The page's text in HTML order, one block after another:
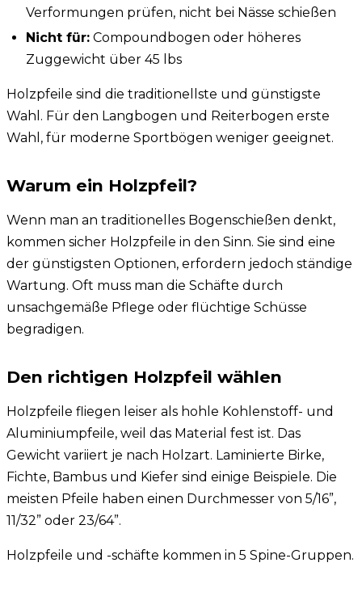
Verformungen prüfen, nicht bei Nässe schießen
Nicht für: Compoundbogen oder höheres
Zuggewicht über 45 lbs
Holzpfeile sind die traditionellste und günstigste
Wahl. Für den Langbogen und Reiterbogen erste
Wahl, für moderne Sportbögen weniger geeignet.
Warum ein Holzpfeil?
Wenn man an traditionelles Bogenschießen denkt,
kommen sicher Holzpfeile in den Sinn. Sie sind eine
der günstigsten Optionen, erfordern jedoch ständige
Wartung. Oft muss man die Schäfte durch
unsachgemäße Pflege oder flüchtige Schüsse
begradigen.
Den richtigen Holzpfeil wählen
Holzpfeile fliegen leiser als hohle Kohlenstoff- und
Aluminiumpfeile, weil das Material fest ist. Das
Gewicht variiert je nach Holzart. Laminierte Birke,
Fichte, Bambus und Kiefer sind einige Beispiele. Die
meisten Pfeile haben einen Durchmesser von 5/16”,
11/32” oder 23/64”.
Holzpfeile und -schäfte kommen in 5 Spine-Gruppen.